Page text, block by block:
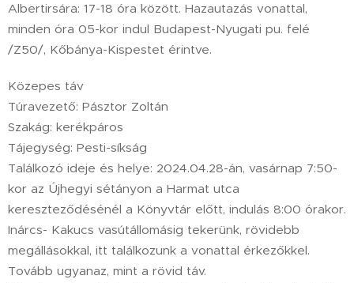
Albertirsára: 17-18 óra között. Hazautazás vonattal,
minden óra 05-kor indul Budapest-Nyugati pu. felé
/Z50/, Kőbánya-Kispestet érintve.
Közepes táv
Túravezető: Pásztor Zoltán
Szakág: kerékpáros
Tájegység: Pesti-síkság
Találkozó ideje és helye: 2024.04.28-án, vasárnap 7:50-
kor az Újhegyi sétányon a Harmat utca
kereszteződésénél a Könyvtár előtt, indulás 8:00 órakor.
Inárcs- Kakucs vasútállomásig tekerünk, rövidebb
megállásokkal, itt találkozunk a vonattal érkezőkkel.
Tovább ugyanaz, mint a rövid táv.